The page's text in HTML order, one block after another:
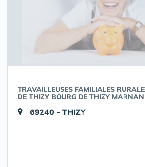
TRAVAILLEUSES FAMILIALES
DE THIZY BOURG DE THIZY
69240 - THIZY